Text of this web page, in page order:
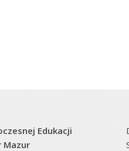
Edukacji
Mazur